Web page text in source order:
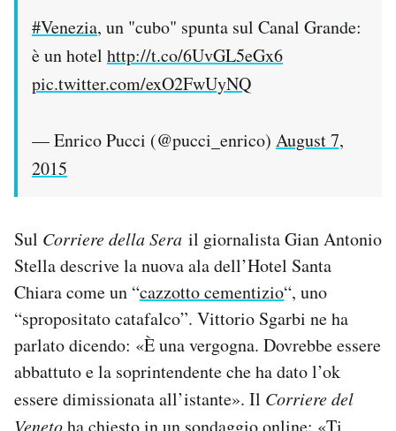
#Venezia, un "cubo" spunta sul Canal Grande:
è un hotel http://t.co/6UvGL5eGx6
pic.twitter.com/exO2FwUyNQ
— Enrico Pucci (@pucci_enrico) August 7,
2015
Sul Corriere della Sera il giornalista Gian Antonio
Stella descrive la nuova ala dell’Hotel Santa
Chiara come un “cazzotto cementizio“, uno
“spropositato catafalco”. Vittorio Sgarbi ne ha
parlato dicendo: «È una vergogna. Dovrebbe essere
abbattuto e la soprintendente che ha dato l’ok
essere dimissionata all’istante». Il Corriere del
Veneto